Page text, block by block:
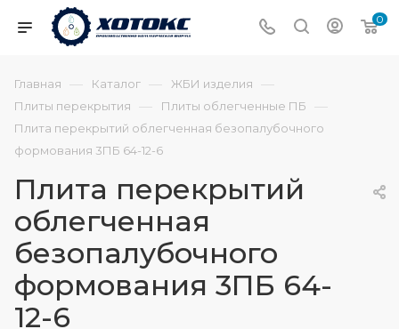
0
Главная — Каталог — ЖБИ изделия —
Плиты перекрытия — Плиты облегченные ПБ —
Плита перекрытий облегченная безопалубочного
формования 3ПБ 64-12-6
Плита перекрытий
облегченная
безопалубочного
формования 3ПБ 64-
12-6